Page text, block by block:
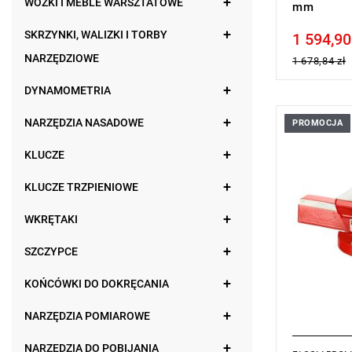
SKRZYNKI, WALIZKI I TORBY
NARZĘDZIOWE
DYNAMOMETRIA
NARZĘDZIA NASADOWE
KLUCZE
KLUCZE TRZPIENIOWE
WKRĘTAKI
SZCZYPCE
KOŃCÓWKI DO DOKRĘCANIA
NARZĘDZIA POMIAROWE
NARZĘDZIA DO POBIJANIA
mm
Price tax
1
1 678,84 zł
- Szczęki
- Szczęki
Twardość
- System
kasowania
PROMOCJA